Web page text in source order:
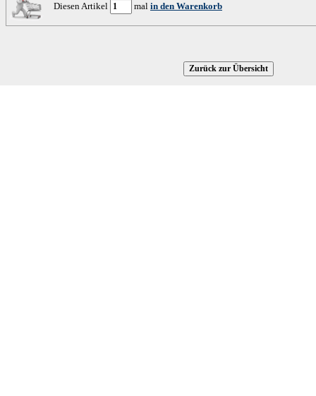
Diesen Artikel mal in den Warenkorb